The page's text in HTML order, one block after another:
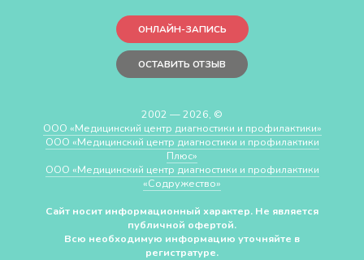
ОНЛАЙН-ЗАПИСЬ
ОСТАВИТЬ ОТЗЫВ
2002 — 2026, ©
ООО «Медицинский центр диагностики и профилактики»
ООО «Медицинский центр диагностики и профилактики
Плюс»
ООО «Медицинский центр диагностики и профилактики
«Cодружество»
Сайт носит информационный характер. Не является
публичной офертой.
Всю необходимую информацию уточняйте в
регистратуре.